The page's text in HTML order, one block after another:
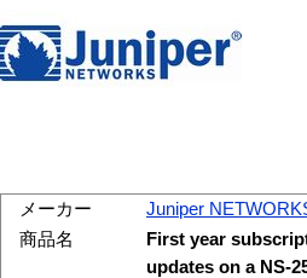
メーカー
Juniper
商品名
First year
updates on a NS-